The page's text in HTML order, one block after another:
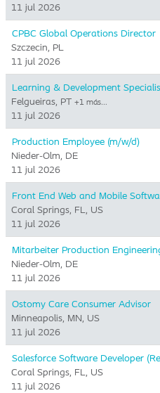
11 jul 2026
CPBC Global Operations Director
Szczecin, PL
11 jul 2026
Learning & Development
Felgueiras, PT +1 más…
11 jul 2026
Production Employee (m/w/d)
Nieder-Olm, DE
11 jul 2026
Front End Web and Mobile
Coral Springs, FL, US
11 jul 2026
Mitarbeiter Production
Nieder-Olm, DE
11 jul 2026
Ostomy Care Consumer Advisor
Minneapolis, MN, US
11 jul 2026
Salesforce Software Developer
Coral Springs, FL, US
11 jul 2026